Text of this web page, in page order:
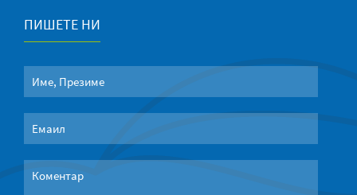
ПИШЕТЕ НИ